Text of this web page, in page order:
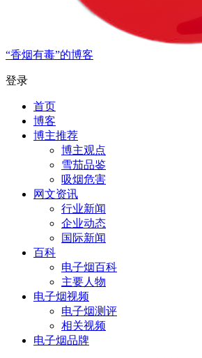
“香烟有毒”的博客
登录
首页
博客
博主推荐
博主观点
雪茄品鉴
吸烟危害
网文资讯
行业新闻
企业动态
国际新闻
百科
电子烟百科
主要人物
电子烟视频
电子烟测评
相关视频
电子烟品牌